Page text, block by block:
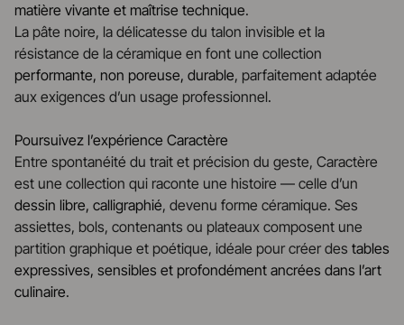
matière vivante et maîtrise technique.
La pâte noire, la délicatesse du talon invisible et la
résistance de la céramique en font une collection
performante, non poreuse, durable, parfaitement adaptée
aux exigences d’un usage professionnel.
Poursuivez l’expérience Caractère
Entre spontanéité du trait et précision du geste, Caractère
est une collection qui raconte une histoire — celle d’un
dessin libre, calligraphié, devenu forme céramique. Ses
assiettes, bols, contenants ou plateaux composent une
partition graphique et poétique, idéale pour créer des tables
expressives, sensibles et profondément ancrées dans l’art
culinaire.